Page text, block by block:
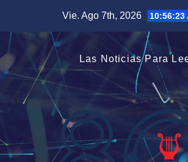
contenido
Vie. Ago 7th, 2026 10:56:23
Las Noticias Para